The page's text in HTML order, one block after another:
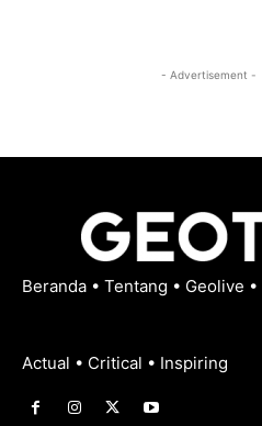
- Advertisement -
Beranda • Tentang • Geolive •
Actual • Critical • Inspiring